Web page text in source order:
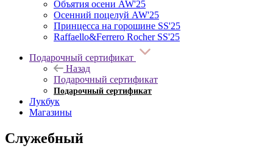
Объятия осени AW'25
Осенний поцелуй AW'25
Принцесса на горошине SS'25
Raffaello&Ferrero Rocher SS'25
Подарочный сертификат
Назад
Подарочный сертификат
Подарочный сертификат
Лукбук
Магазины
Служебный